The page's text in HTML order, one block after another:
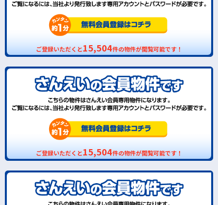
ご登録いただくと15,504件の物件が閲覧可能です！
ご登録いただくと15,504件の物件が閲覧可能です！